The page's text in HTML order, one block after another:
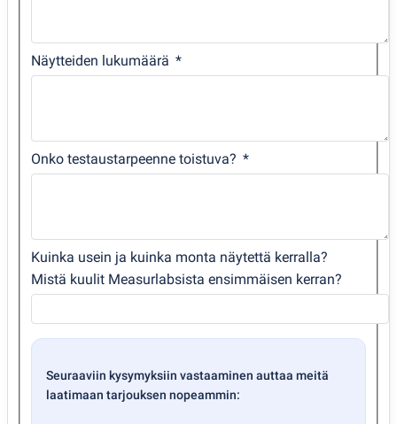
Näytteiden lukumäärä
Onko testaustarpeenne toistuva?
Kuinka usein ja kuinka monta näytettä kerralla?
Mistä kuulit Measurlabsista ensimmäisen kerran?
Seuraaviin kysymyksiin vastaaminen auttaa meitä
laatimaan tarjouksen nopeammin: